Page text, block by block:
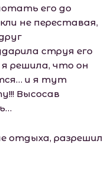
его до
не переставая,
струя его
решила, что он
и я тут
Высосав
отдыха, разрешил